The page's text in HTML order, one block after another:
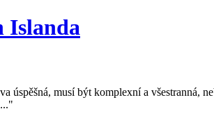
Islanda
úspěšná, musí být komplexní a všestranná,